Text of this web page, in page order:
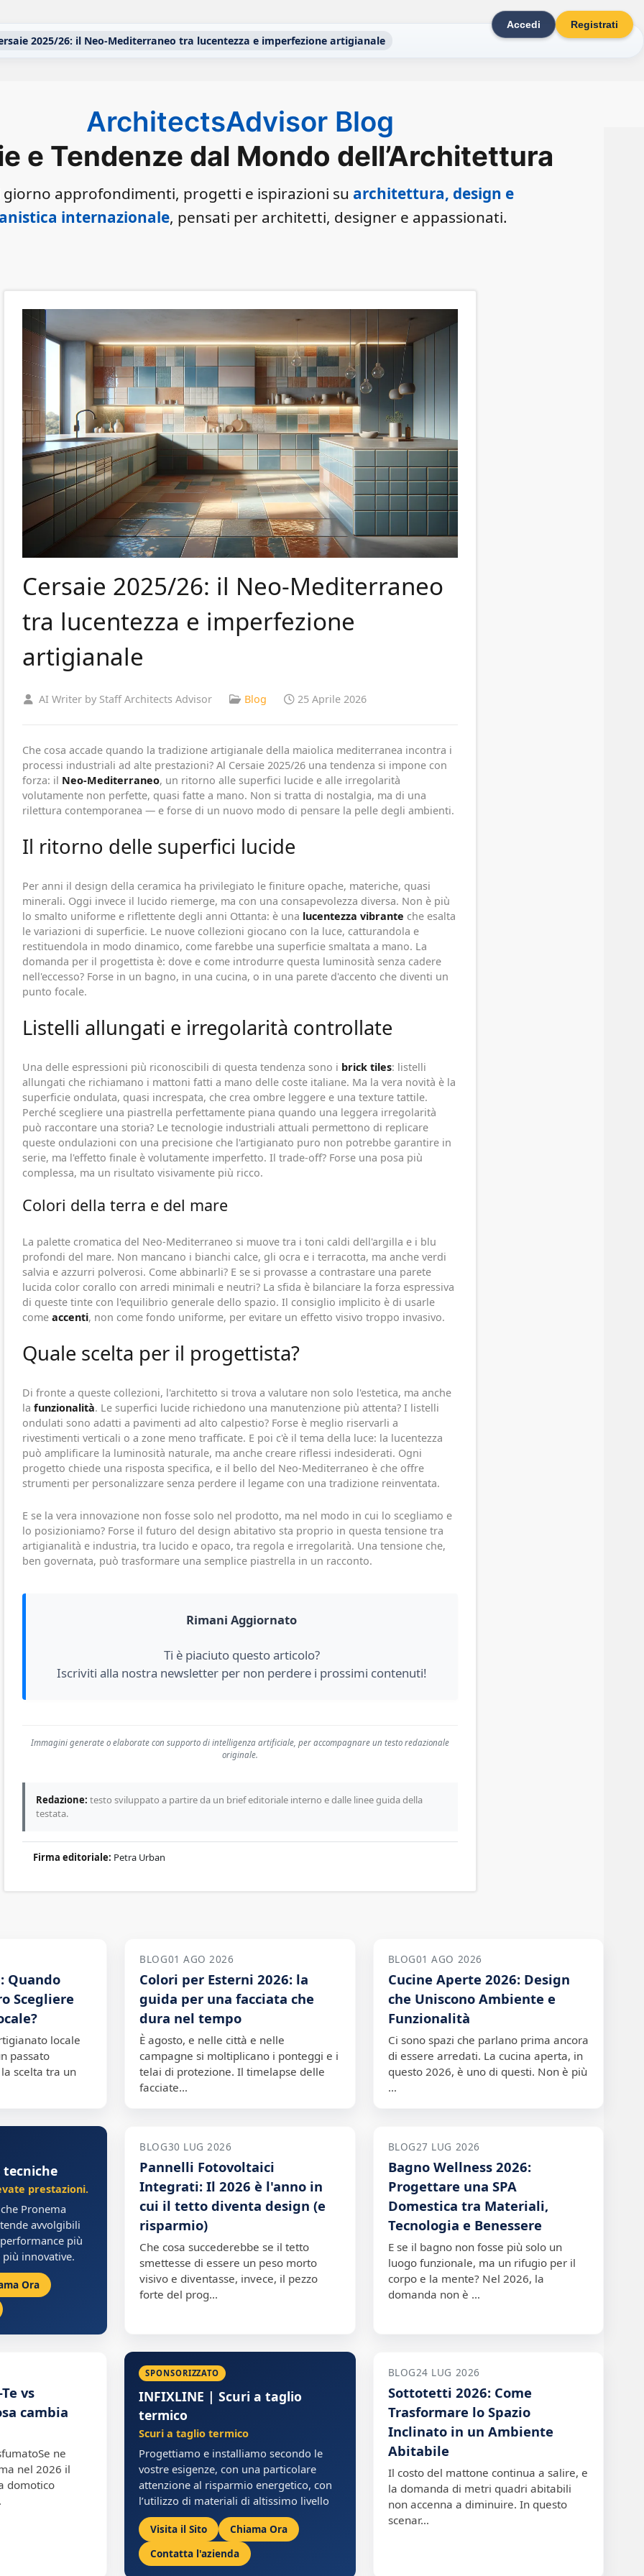
Accedi Registrati
2025/26: il Neo-Mediterraneo tra lucentezza e imperfezione artigianale
ArchitectsAdvisor Blog
e Tendenze dal Mondo dell’Architettura
giorno approfondimenti, progetti e ispirazioni su architettura, design e
internazionale, pensati per architetti, designer e appassionati.
Cersaie 2025/26: il Neo-Mediterraneo
tra lucentezza e imperfezione
artigianale
AI Writer by Staff Architects Advisor Blog 25 Aprile 2026
Che cosa accade quando la tradizione artigianale della maiolica mediterranea incontra i
processi industriali ad alte prestazioni? Al Cersaie 2025/26 una tendenza si impone con
forza: il Neo-Mediterraneo, un ritorno alle superfici lucide e alle irregolarità
volutamente non perfette, quasi fatte a mano. Non si tratta di nostalgia, ma di una
rilettura contemporanea — e forse di un nuovo modo di pensare la pelle degli ambienti.
Il ritorno delle superfici lucide
Per anni il design della ceramica ha privilegiato le finiture opache, materiche, quasi
minerali. Oggi invece il lucido riemerge, ma con una consapevolezza diversa. Non è più
lo smalto uniforme e riflettente degli anni Ottanta: è una lucentezza vibrante che esalta
le variazioni di superficie. Le nuove collezioni giocano con la luce, catturandola e
restituendola in modo dinamico, come farebbe una superficie smaltata a mano. La
domanda per il progettista è: dove e come introdurre questa luminosità senza cadere
nell'eccesso? Forse in un bagno, in una cucina, o in una parete d'accento che diventi un
punto focale.
Listelli allungati e irregolarità controllate
Una delle espressioni più riconoscibili di questa tendenza sono i brick tiles: listelli
allungati che richiamano i mattoni fatti a mano delle coste italiane. Ma la vera novità è la
superficie ondulata, quasi increspata, che crea ombre leggere e una texture tattile.
Perché scegliere una piastrella perfettamente piana quando una leggera irregolarità
può raccontare una storia? Le tecnologie industriali attuali permettono di replicare
queste ondulazioni con una precisione che l'artigianato puro non potrebbe garantire in
serie, ma l'effetto finale è volutamente imperfetto. Il trade-off? Forse una posa più
complessa, ma un risultato visivamente più ricco.
Colori della terra e del mare
La palette cromatica del Neo-Mediterraneo si muove tra i toni caldi dell'argilla e i blu
profondi del mare. Non mancano i bianchi calce, gli ocra e i terracotta, ma anche verdi
salvia e azzurri polverosi. Come abbinarli? E se si provasse a contrastare una parete
lucida color corallo con arredi minimali e neutri? La sfida è bilanciare la forza espressiva
di queste tinte con l'equilibrio generale dello spazio. Il consiglio implicito è di usarle
come accenti, non come fondo uniforme, per evitare un effetto visivo troppo invasivo.
Quale scelta per il progettista?
Di fronte a queste collezioni, l'architetto si trova a valutare non solo l'estetica, ma anche
la funzionalità. Le superfici lucide richiedono una manutenzione più attenta? I listelli
ondulati sono adatti a pavimenti ad alto calpestio? Forse è meglio riservarli a
rivestimenti verticali o a zone meno trafficate. E poi c'è il tema della luce: la lucentezza
può amplificare la luminosità naturale, ma anche creare riflessi indesiderati. Ogni
progetto chiede una risposta specifica, e il bello del Neo-Mediterraneo è che offre
strumenti per personalizzare senza perdere il legame con una tradizione reinventata.
E se la vera innovazione non fosse solo nel prodotto, ma nel modo in cui lo scegliamo e
lo posizioniamo? Forse il futuro del design abitativo sta proprio in questa tensione tra
artigianalità e industria, tra lucido e opaco, tra regola e irregolarità. Una tensione che,
ben governata, può trasformare una semplice piastrella in un racconto.
Rimani Aggiornato
Ti è piaciuto questo articolo?
Iscriviti alla nostra newsletter per non perdere i prossimi contenuti!
Immagini generate o elaborate con supporto di intelligenza artificiale, per accompagnare un testo redazionale
originale.
Redazione: testo sviluppato a partire da un brief editoriale interno e dalle linee guida della
testata.
Firma editoriale: Petra Urban
Quando
Scegliere
locale
passato
scelta tra un
BLOG01 AGO 2026
Colori per Esterni 2026: la
guida per una facciata che
dura nel tempo
È agosto, e nelle città e nelle
campagne si moltiplicano i ponteggi e i
telai di protezione. Il timelapse delle
facciate…
BLOG01 AGO 2026
Cucine Aperte 2026: Design
che Uniscono Ambiente e
Funzionalità
Ci sono spazi che parlano prima ancora
di essere arredati. La cucina aperta, in
questo 2026, è uno di questi. Non è più
…
tecniche
prestazioni.
Pronema
avvolgibili
più
innovative.
Ora
BLOG30 LUG 2026
Pannelli Fotovoltaici
Integrati: Il 2026 è l'anno in
cui il tetto diventa design (e
risparmio)
Che cosa succederebbe se il tetto
smettesse di essere un peso morto
visivo e diventasse, invece, il pezzo
forte del prog…
BLOG27 LUG 2026
Bagno Wellness 2026:
Progettare una SPA
Domestica tra Materiali,
Tecnologia e Benessere
E se il bagno non fosse più solo un
luogo funzionale, ma un rifugio per il
corpo e la mente? Nel 2026, la
domanda non è …
vs
cambia
ne
nel 2026 il
domotico
SPONSORIZZATO
INFIXLINE | Scuri a taglio
termico
Scuri a taglio termico
Progettiamo e installiamo secondo le
vostre esigenze, con una particolare
attenzione al risparmio energetico, con
l’utilizzo di materiali di altissimo livello
Visita il Sito
Chiama Ora
Contatta l'azienda
BLOG24 LUG 2026
Sottotetti 2026: Come
Trasformare lo Spazio
Inclinato in un Ambiente
Abitabile
Il costo del mattone continua a salire, e
la domanda di metri quadri abitabili
non accenna a diminuire. In questo
scenar…